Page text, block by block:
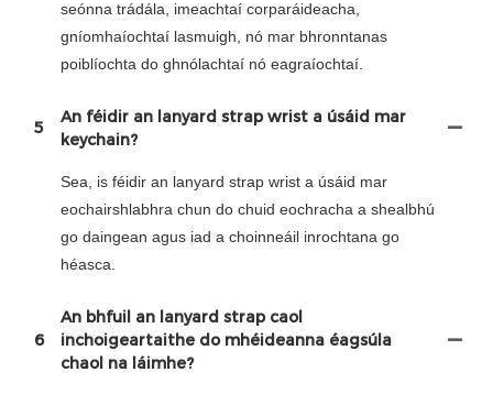
seónna trádála, imeachtaí corparáideacha,
gníomhaíochtaí lasmuigh, nó mar bhronntanas
poiblíochta do ghnólachtaí nó eagraíochtaí.
5
An féidir an lanyard strap wrist a úsáid mar
keychain?
Sea, is féidir an lanyard strap wrist a úsáid mar
eochairshlabhra chun do chuid eochracha a shealbhú
go daingean agus iad a choinneáil inrochtana go
héasca.
6
An bhfuil an lanyard strap caol
inchoigeartaithe do mhéideanna éagsúla
chaol na láimhe?